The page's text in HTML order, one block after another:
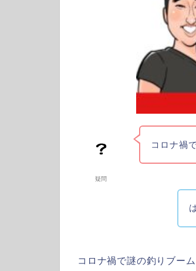
疑問
コロナ禍
コロナ禍で謎の釣りブー